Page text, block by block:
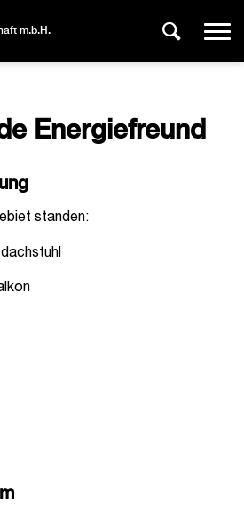
m.b.H.
Energiefreund
standen: